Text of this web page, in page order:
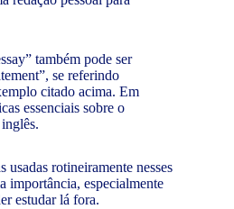
também pode ser
se referindo
citado acima. Em
essenciais sobre o
usadas rotineiramente nesses
importância, especialmente
estudar lá fora.